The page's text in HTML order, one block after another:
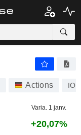
Actions IOS
Varia. 1 janv.
+20,07%